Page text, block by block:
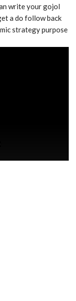
write your gojol
a do follow back
strategy purpose